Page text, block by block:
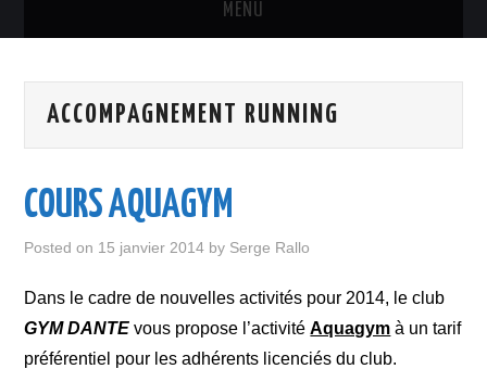
MENU
MARCHE NORDIQUE
INITIATION GYM ENFANTS /
INITIATION ATHLETISME ENFANTS
ACCOMPAGNEMENT RUNNING
COURS AQUAGYM
Posted on 15 janvier 2014 by Serge Rallo
Dans le cadre de nouvelles activités pour 2014, le club
GYM DANTE vous propose l’activitéAquagym à un tarif
préférentiel pour les adhérents licenciés du club.